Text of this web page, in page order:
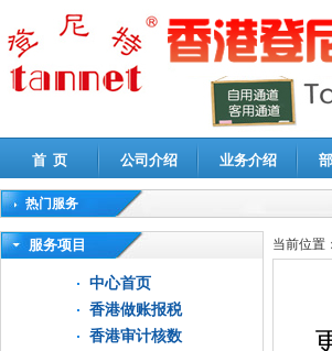
首 页 公司介绍 业务介绍
热门服务
高新技术企业认定审计|企业所得税汇算清缴申报鉴证
服务项目
中心首页
香港做账报税
香港审计核数
当前位置：